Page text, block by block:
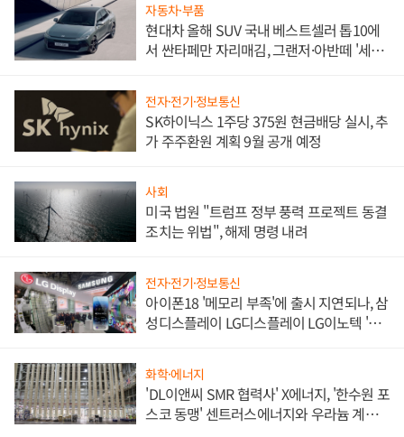
자동차·부품
현대차 올해 SUV 국내 베스트셀러 톱10에
서 싼타페만 자리매김, 그랜저·아반떼 '세단
전자·전기·정보통신
SK하이닉스 1주당 375원 현금배당 실시, 추
가 주주환원 계획 9월 공개 예정
사회
미국 법원 "트럼프 정부 풍력 프로젝트 동결
조치는 위법", 해제 명령 내려
전자·전기·정보통신
아이폰18 '메모리 부족'에 출시 지연되나, 삼
성디스플레이 LG디스플레이 LG이노텍 '탈
화학·에너지
'DL이앤씨 SMR 협력사' X에너지, '한수원 포
스코 동맹' 센트러스에너지와 우라늄 계약